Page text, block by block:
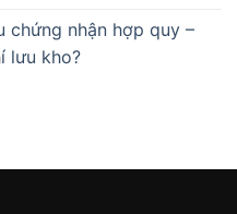
chứng nhận hợp quy –
lưu kho?